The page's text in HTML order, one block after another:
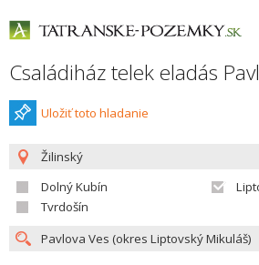
Családiház telek eladás
Uložiť toto hladanie
Žilinský
Dolný Kubín
Tvrdošín